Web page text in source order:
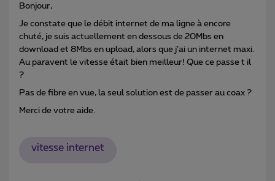
Bonjour,
Je constate que le débit internet de ma ligne à encore
chuté, je suis actuellement en dessous de 20Mbs en
download et 8Mbs en upload, alors que j’ai un internet maxi.
Au paravent le vitesse était bien meilleur! Que ce passe t il
?
Pas de fibre en vue, la seul solution est de passer au coax ?
Merci de votre aide.
vitesse internet